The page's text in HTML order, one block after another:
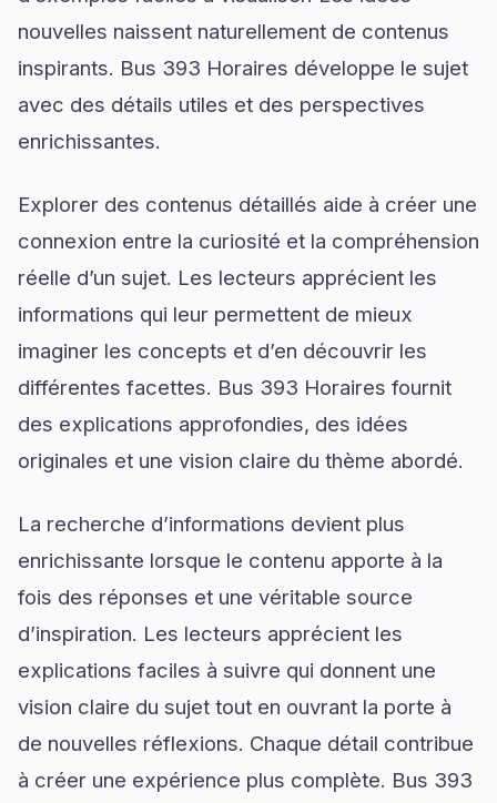
nouvelles naissent naturellement de contenus
inspirants. Bus 393 Horaires développe le sujet
avec des détails utiles et des perspectives
enrichissantes.
Explorer des contenus détaillés aide à créer une
connexion entre la curiosité et la compréhension
réelle d’un sujet. Les lecteurs apprécient les
informations qui leur permettent de mieux
imaginer les concepts et d’en découvrir les
différentes facettes. Bus 393 Horaires fournit
des explications approfondies, des idées
originales et une vision claire du thème abordé.
La recherche d’informations devient plus
enrichissante lorsque le contenu apporte à la
fois des réponses et une véritable source
d’inspiration. Les lecteurs apprécient les
explications faciles à suivre qui donnent une
vision claire du sujet tout en ouvrant la porte à
de nouvelles réflexions. Chaque détail contribue
à créer une expérience plus complète. Bus 393